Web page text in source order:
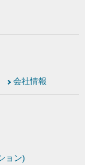
会社情報
ョン)